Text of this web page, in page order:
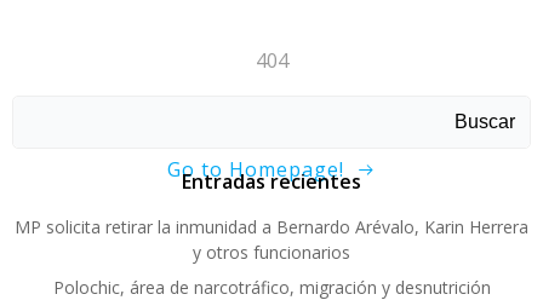
404
Go to Homepage!
Buscar
Entradas recientes
MP solicita retirar la inmunidad a Bernardo Arévalo, Karin Herrera
y otros funcionarios
Polochic, área de narcotráfico, migración y desnutrición